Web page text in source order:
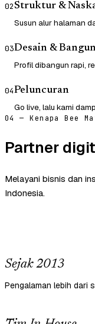
02Struktur &
Susun alur halaman
03Desain &
Profil dibangun rapi,
04Peluncuran
Go live, lalu kami
04 — Kenapa Bee
Partner
Melayani bisnis dan
Indonesia.
Sejak 2013
Pengalaman lebih dari